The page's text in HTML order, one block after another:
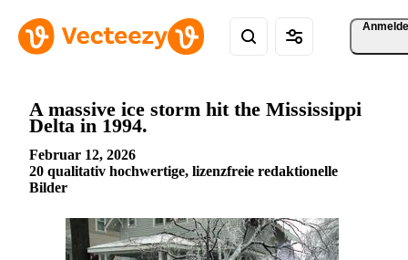
A massive ice storm hit the Mississippi
Delta in 1994.
Februar 12, 2026
20 qualitativ hochwertige, lizenzfreie redaktionelle
Bilder